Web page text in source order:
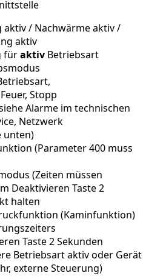
/ Nachwärme aktiv /
aktiv
füraktiv Betriebsart
Stopp
Alarme im technischen
Netzwerk
unten)
(Parameter 400 muss
(Zeiten müssen
Deaktivieren Taste 2
halten
(Kaminfunktion)
Taste 2 Sekunden
Betriebsart aktiv oder Gerät
externe Steuerung)